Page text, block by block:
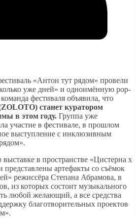
«Антон тут рядом» провели
уже дней» и одноимённую pop-
фестиваля объявила, что
станет куратором
в этом году. Группа уже
участие в фестивале, в прошлом
выступление с инклюзивным
в пространстве «Цистерна х
артефакты со съёмок
режиссёра Степана Абрамова, в
из которых состоит музыкального
любой желающий, а все средства
благотворительных проектов